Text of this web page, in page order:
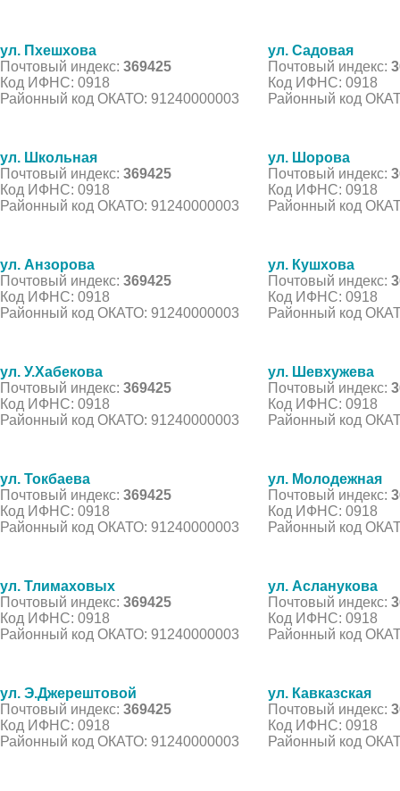
ул. Пхешхова
Почтовый индекс: 369425
Код ИФНС: 0918
Районный код ОКАТО: 91240000003
ул. Садовая
Почтовый индекс:
Код ИФНС: 0918
Районный код
ул. Школьная
Почтовый индекс: 369425
Код ИФНС: 0918
Районный код ОКАТО: 91240000003
ул. Шорова
Почтовый индекс:
Код ИФНС: 0918
Районный код
ул. Анзорова
Почтовый индекс: 369425
Код ИФНС: 0918
Районный код ОКАТО: 91240000003
ул. Кушхова
Почтовый индекс:
Код ИФНС: 0918
Районный код
ул. У.Хабекова
Почтовый индекс: 369425
Код ИФНС: 0918
Районный код ОКАТО: 91240000003
ул. Шевхужева
Почтовый индекс:
Код ИФНС: 0918
Районный код
ул. Токбаева
Почтовый индекс: 369425
Код ИФНС: 0918
Районный код ОКАТО: 91240000003
ул. Молодежная
Почтовый индекс:
Код ИФНС: 0918
Районный код
ул. Тлимаховых
Почтовый индекс: 369425
Код ИФНС: 0918
Районный код ОКАТО: 91240000003
ул. Асланукова
Почтовый индекс:
Код ИФНС: 0918
Районный код
ул. Э.Джерештовой
Почтовый индекс: 369425
Код ИФНС: 0918
Районный код ОКАТО: 91240000003
ул. Кавказская
Почтовый индекс:
Код ИФНС: 0918
Районный код